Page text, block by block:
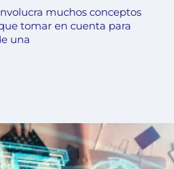
muchos conceptos
tomar en cuenta para
una